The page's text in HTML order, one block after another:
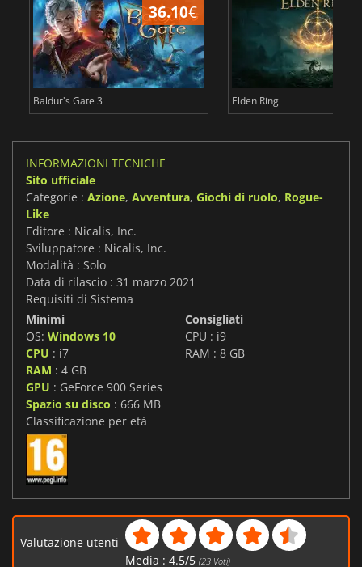
36.10€
Baldur's Gate 3 Elden Ring
INFORMAZIONI TECNICHE
Sito ufficiale
Categorie : Azione, Avventura, Giochi di ruolo, Rogue-
Like
Editore : Nicalis, Inc.
Sviluppatore : Nicalis, Inc.
Modalità : Solo
Data di rilascio : 31 marzo 2021
Requisiti di Sistema
Minimi
OS: Windows 10
CPU : i7
RAM : 4 GB
GPU : GeForce 900 Series
Spazio su disco : 666 MB
Consigliati
CPU : i9
RAM : 8 GB
Classificazione per età
Valutazione utenti
Media : 4.5/5 (23Voti)